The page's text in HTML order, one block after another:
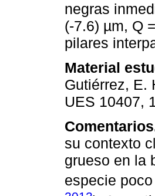
negras
(-7.6) µm, Q
pilares
Material
Gutiérrez, E.
UES 10407,
su contexto
grueso en la
especie